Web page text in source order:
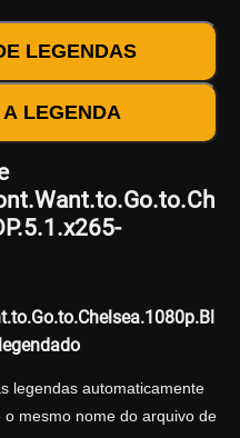
LEGENDAS
LEGENDA
legendas automaticamente
mesmo nome do arquivo de